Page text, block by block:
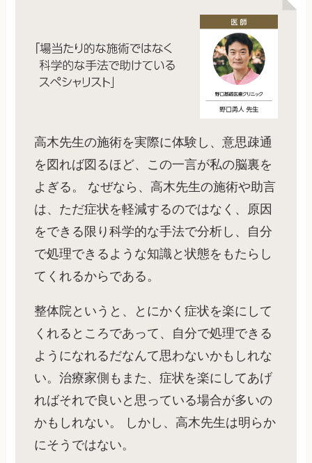
高木先生の施術を実際に体験し、意思疎通
を図れば図るほど、この一言が私の脳裏を
よぎる。 なぜなら、高木先生の施術や助言
は、ただ症状を軽減するのではなく、原因
をできる限り科学的な手法で分析し、自分
で処理できるような知識と状態をもたらし
てくれるからである。
整体院というと、とにかく症状を楽にして
くれるところであって、自分で処理できる
ようになれるだなんて思わないかもしれな
い。治療家側もまた、症状を楽にしてあげ
ればそれで良いと思っている場合が多いの
かもしれない。 しかし、高木先生は明らか
にそうではない。